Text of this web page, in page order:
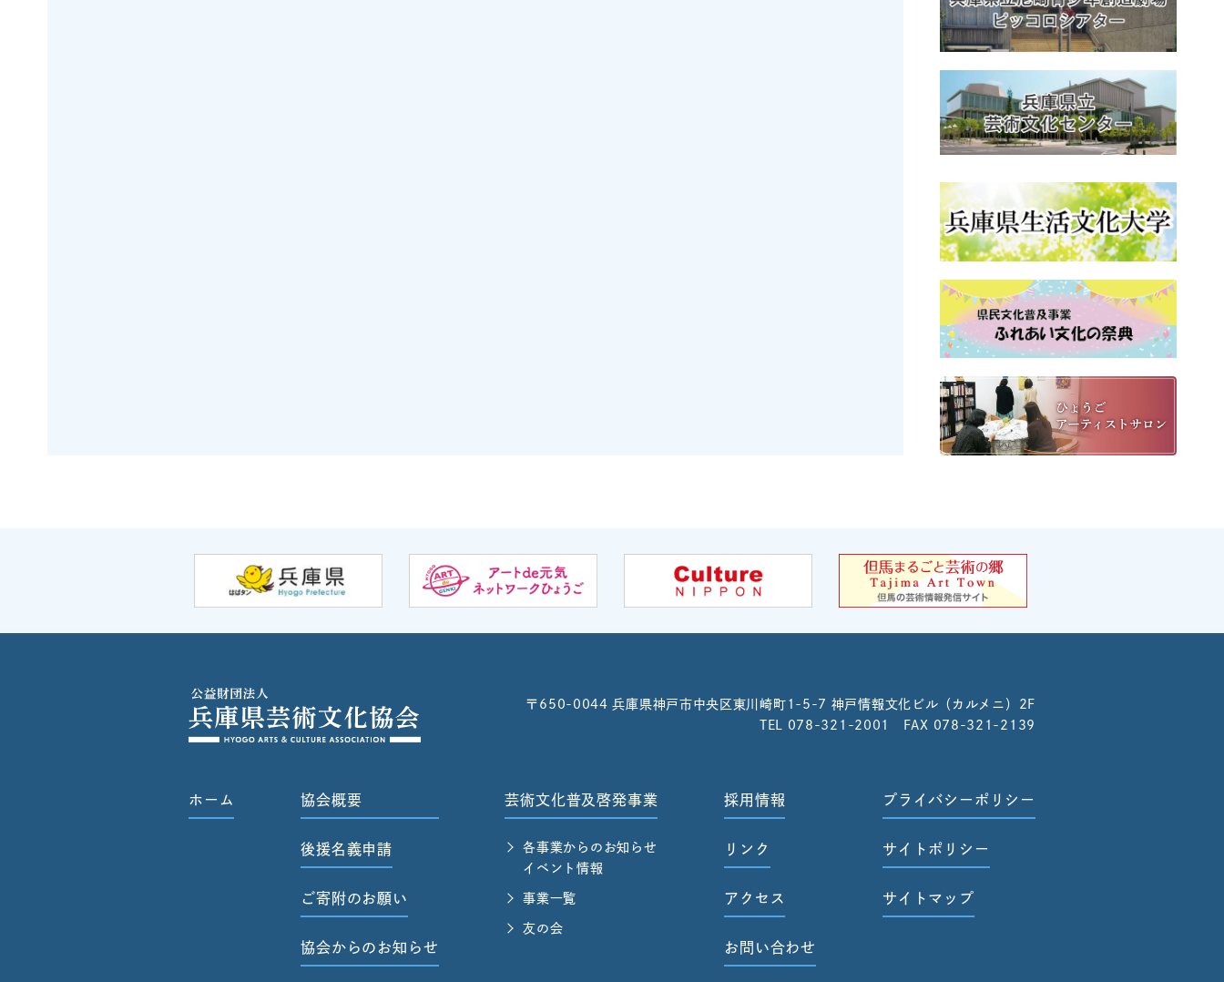
〒650-0044兵庫県神戸市中央区東川崎町1-5-7 神戸情報文化ビル（カルメニ）2F
TEL 078-321-2001 FAX 078-321-2139
ホーム 協会概要
後援名義申請
ご寄附のお願い
協会からのお知らせ
芸術文化普及啓発事業
各事業からのお知らせ
イベント情報
事業一覧
友の会
採用情報
リンク
アクセス
お問い合わせ
プライバシーポリシー
サイトポリシー
サイトマップ